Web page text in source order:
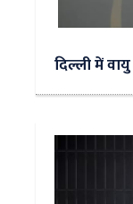
दिल्ली में वायु